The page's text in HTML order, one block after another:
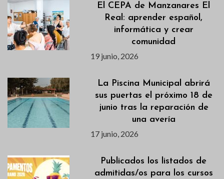
El CEPA de Manzanares El
Real: aprender español,
informática y crear
comunidad
19 junio, 2026
La Piscina Municipal abrirá
sus puertas el próximo 18 de
junio tras la reparación de
una avería
17 junio, 2026
Publicados los listados de
admitidas/os para los cursos